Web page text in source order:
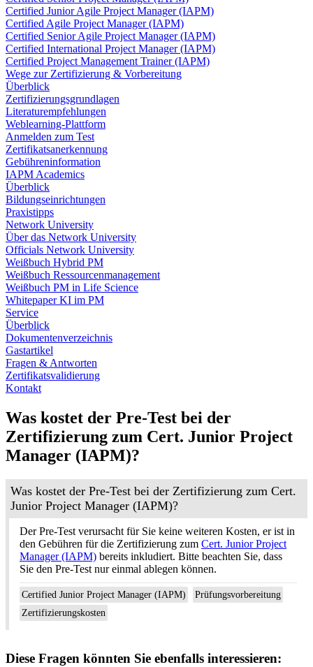
Certified Junior Agile Project Manager (IAPM)
Certified Agile Project Manager (IAPM)
Certified Senior Agile Project Manager (IAPM)
Certified International Project Manager (IAPM)
Certified Project Management Trainer (IAPM)
Wege zur Zertifizierung & Vorbereitung
Überblick
Zertifizierungsgrundlagen
Literaturempfehlungen
Weblearning-Plattform
Anmelden zum Test
Zertifikatsanerkennung
Gebühreninformation
IAPM Academics
Überblick
Bildungseinrichtungen
Praxistipps
Network University
Über das Network University
Officials Network University
Weißbuch Hybrid PM
Weißbuch Ressourcenmanagement
Weißbuch PM in Life Science
Whitepaper KI im PM
Service
Überblick
Dokumentenverzeichnis
Gastartikel
Fragen & Antworten
Zertifikatsvalidierung
Kontakt
Was kostet der Pre-Test bei der
Zertifizierung zum Cert. Junior Project
Manager (IAPM)?
Was kostet der Pre-Test bei der Zertifizierung zum Cert.
Junior Project Manager (IAPM)?
Der Pre-Test verursacht für Sie keine weiteren Kosten, er ist in
den Gebühren für die Zertifizierung zum Cert. Junior Project
Manager (IAPM) bereits inkludiert. Bitte beachten Sie, dass
Sie den Pre-Test nur einmal ablegen können.
Certified Junior Project Manager (IAPM)
Prüfungsvorbereitung
Zertifizierungskosten
Diese Fragen könnten Sie ebenfalls interessieren: